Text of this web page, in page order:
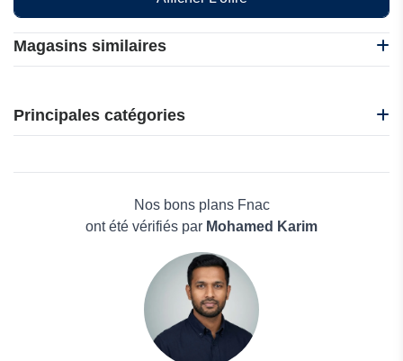
Magasins similaires
Joom
DHgate
Alibaba
Principales catégories
Boissons
Nos bons plans Fnac
ont été vérifiés par Mohamed Karim